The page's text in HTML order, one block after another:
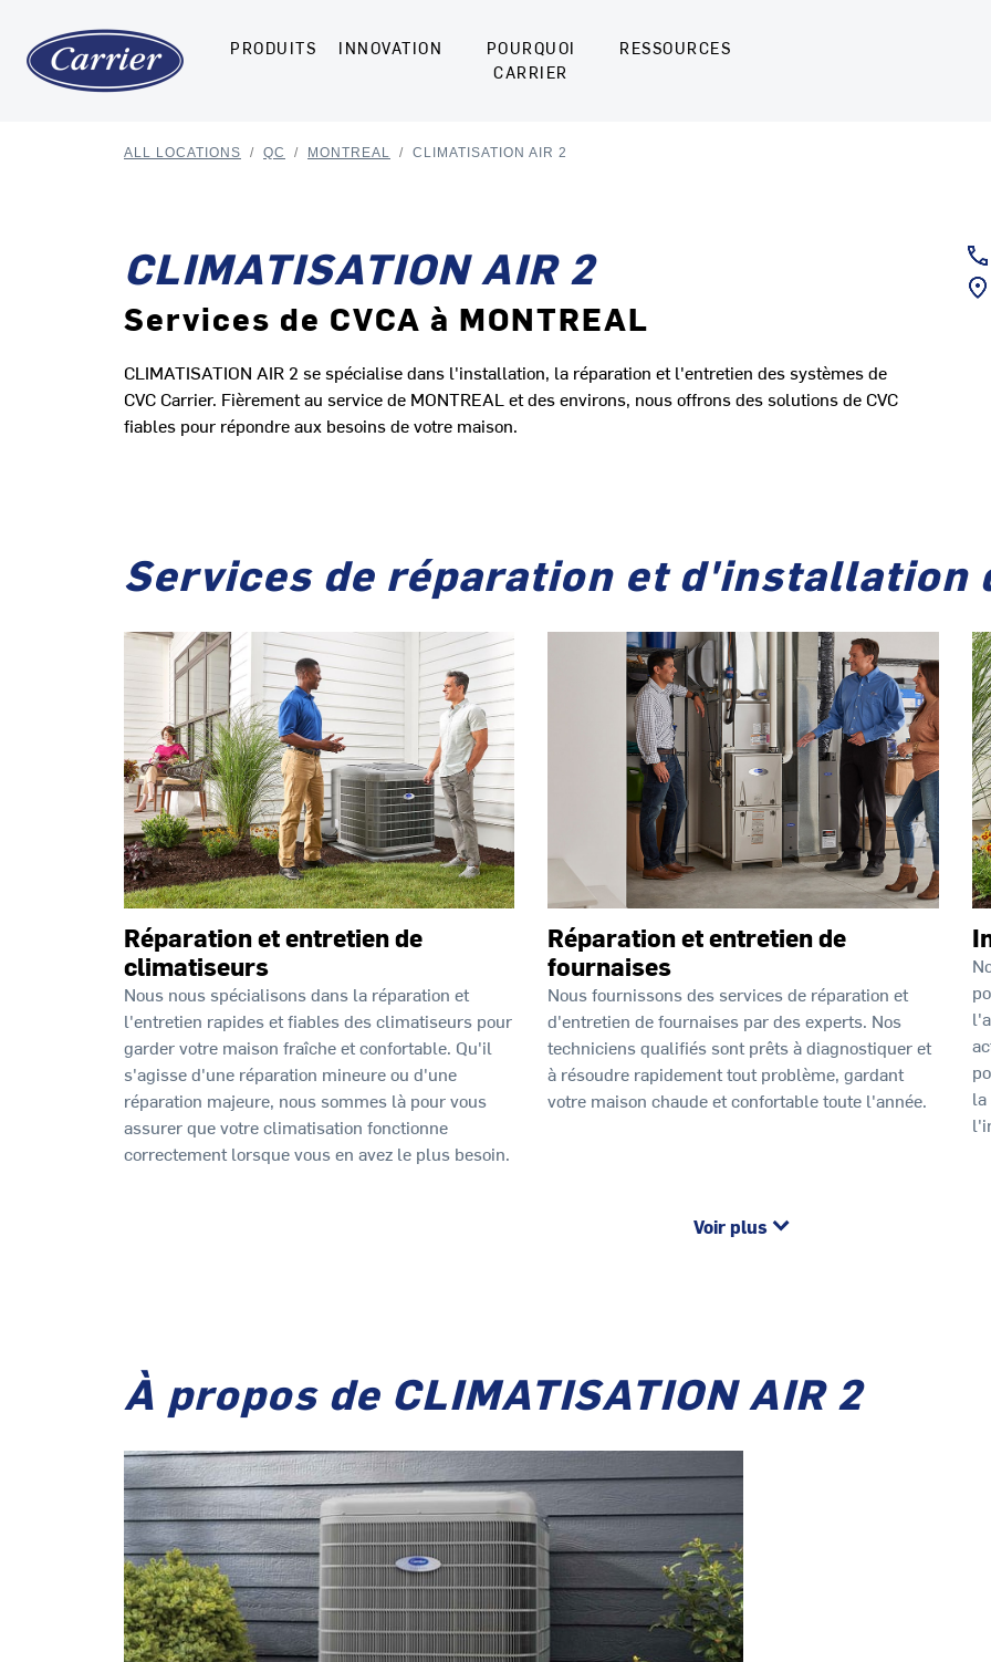
PRODUITS INNOVATION
POURQUOI
CARRIER
RESSOURCES
ALL LOCATIONS / QC / MONTREAL / CLIMATISATION AIR 2
CLIMATISATION AIR 2
Services de CVCA à MONTREAL
CLIMATISATION AIR 2 se spécialise dans l'installation, la réparation et l'entretien des systèmes de
CVC Carrier. Fièrement au service de MONTREAL et des environs, nous offrons des solutions de CVC
fiables pour répondre aux besoins de votre maison.
Services de réparation et d'installation
Réparation et entretien de
climatiseurs
Nous nous spécialisons dans la réparation et
l'entretien rapides et fiables des climatiseurs pour
garder votre maison fraîche et confortable. Qu'il
s'agisse d'une réparation mineure ou d'une
réparation majeure, nous sommes là pour vous
assurer que votre climatisation fonctionne
correctement lorsque vous en avez le plus besoin.
Réparation et entretien de
fournaises
Nous fournissons des services de réparation et
d'entretien de fournaises par des experts. Nos
techniciens qualifiés sont prêts à diagnostiquer et
à résoudre rapidement tout problème, gardant
votre maison chaude et confortable toute l'année.
la
Voir plus
À propos de CLIMATISATION AIR 2